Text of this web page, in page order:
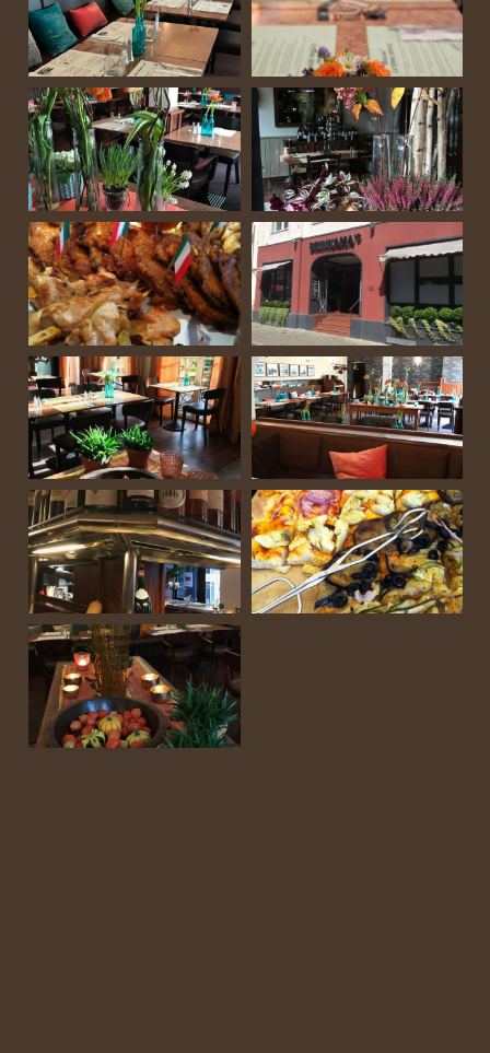
sind immer ein gern gesehener Gast!
Weinverkauf: Sehr gerne können Sie bei uns
auch italienische Weine kaufen und Ihre
Favoriten dann noch einmal zuhause
genießen.
Parkplätzefinden Sie auf dem Hof, direkt
rechts neben dem Restaurant.
Kathrin Schmidt und ihr Team heißen Sie
363 Tage im Jahr herzlich willkommen!
Il vino scioglie la lingua ed apre i cuori
Der Wein löst die Zunge und öffnet die
Herzen (italienisches Sprichwort)